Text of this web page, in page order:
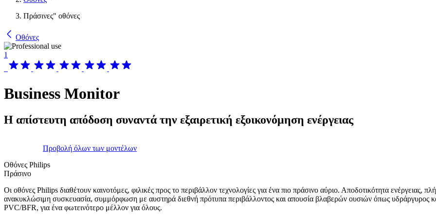
Πράσινες" οθόνες
Οθόνες
1
Business Monitor
Η απίστευτη απόδοση συναντά την εξαιρετική εξοικονόμηση ενέργειας
Προβολή όλων των μοντέλων
Οθόνες Philips
Πράσινο
Οι οθόνες Philips διαθέτουν καινοτόμες, φιλικές προς το περιβάλλον τεχνολογίες για ένα πιο πράσινο αύριο. Αποδοτικότητα ενέργειας,
ανακυκλώσιμη συσκευασία, συμμόρφωση με αυστηρά διεθνή πρότυπα περιβάλλοντος και απουσία βλαβερών ουσιών όπως υδράργυρος
PVC/BFR, για ένα φωτεινότερο μέλλον για όλους.